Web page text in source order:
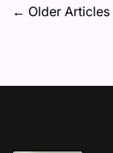
← Older Articles